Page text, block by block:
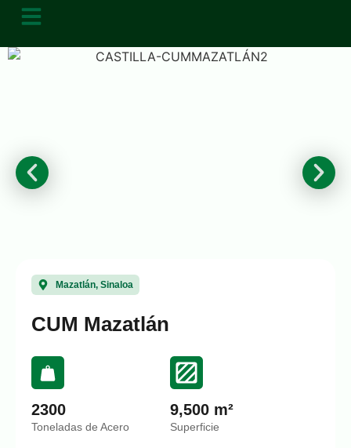
Mazatlán, Sinaloa
CUM Mazatlán
2300
Toneladas de Acero
9,500 m²
Superficie